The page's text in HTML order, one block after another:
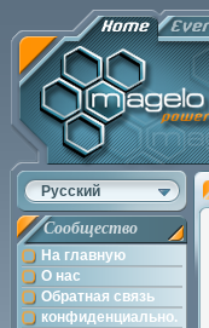
Русский
Сообщество
На главную
О нас
Обратная связь
конфиденциально.